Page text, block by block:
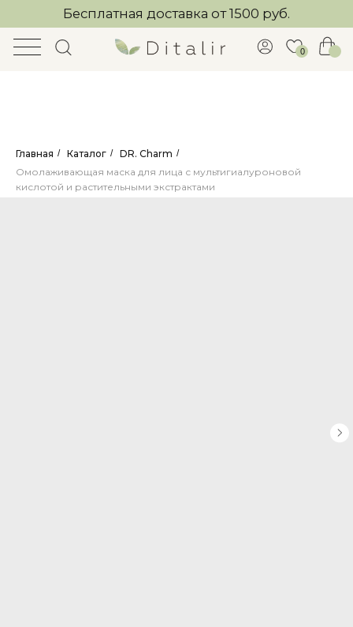
Бесплатная доставка от 1500 руб.
Главная / Каталог / DR. Charm /
Омолаживающая маска для лица с мультигиалуроновой
кислотой и растительными экстрактами